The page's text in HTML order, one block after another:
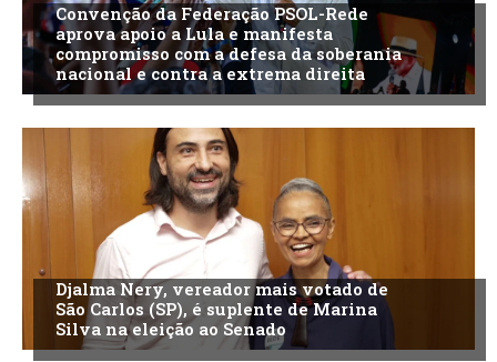
Convenção da Federação PSOL-Rede
aprova apoio a Lula e manifesta
compromisso com a defesa da soberania
nacional e contra a extrema direita
Djalma Nery, vereador mais votado de
São Carlos (SP), é suplente de Marina
Silva na eleição ao Senado